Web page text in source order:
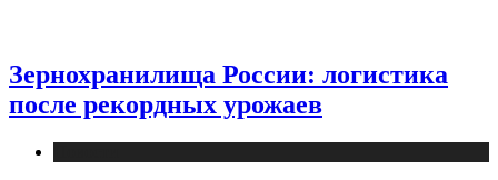
Зернохранилища России: логистика
после рекордных урожаев